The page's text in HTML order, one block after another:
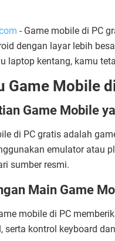
- Game mobile di PC
dengan layar lebih
laptop kentang, kamu
Game Mobile
Game Mobile
di PC gratis adalah
emulator atau
sumber resmi.
Main Game
mobile di PC
serta kontrol keyboard